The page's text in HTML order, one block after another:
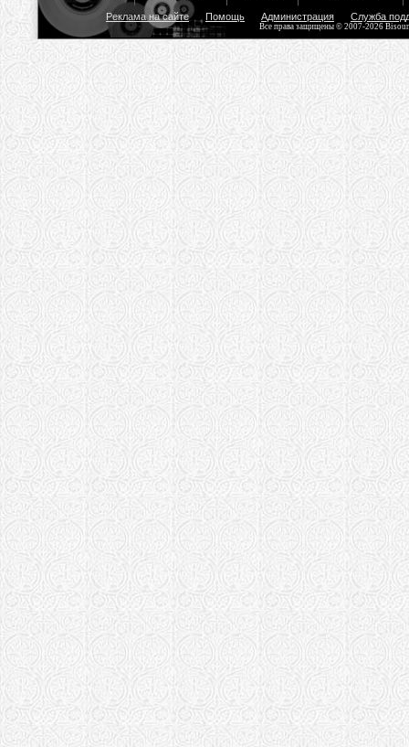
Реклама на сайте Помощь Администрация Служба
Все права защищены © 2007-2026